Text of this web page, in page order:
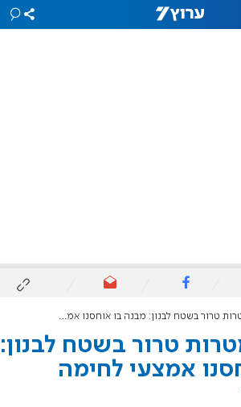
בשטח לבנון: מבנה בו אוחסנו אמצעי לחימה ומבנה צבאי
טרור בשטח לבנון:
אמצעי לחימה